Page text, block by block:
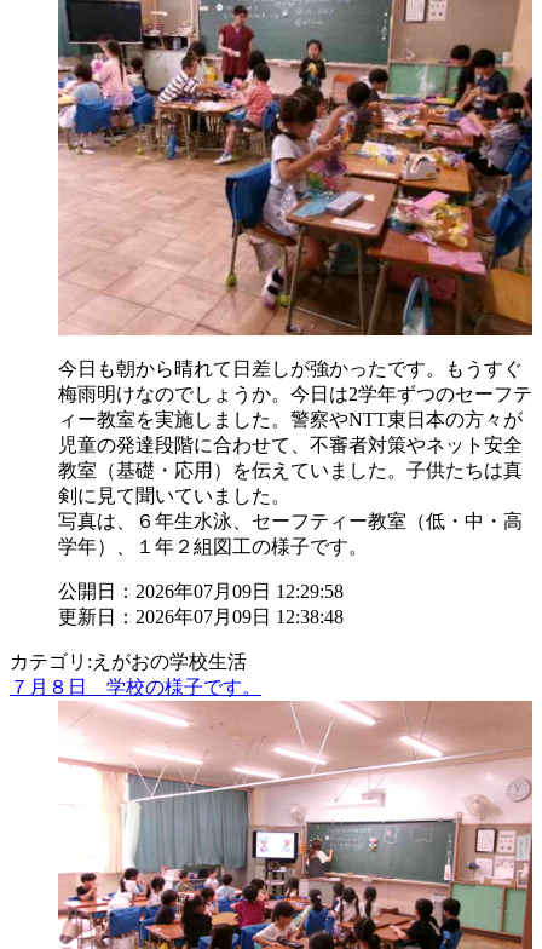
今日も朝から晴れて日差しが強かったです。もうすぐ
梅雨明けなのでしょうか。今日は2学年ずつのセーフテ
ィー教室を実施しました。警察やNTT東日本の方々が
児童の発達段階に合わせて、不審者対策やネット安全
教室（基礎・応用）を伝えていました。子供たちは真
剣に見て聞いていました。
写真は、６年生水泳、セーフティー教室（低・中・高
学年）、１年２組図工の様子です。
公開日：2026年07月09日 12:29:58
更新日：2026年07月09日 12:38:48
カテゴリ:えがおの学校生活
７月８日 学校の様子です。